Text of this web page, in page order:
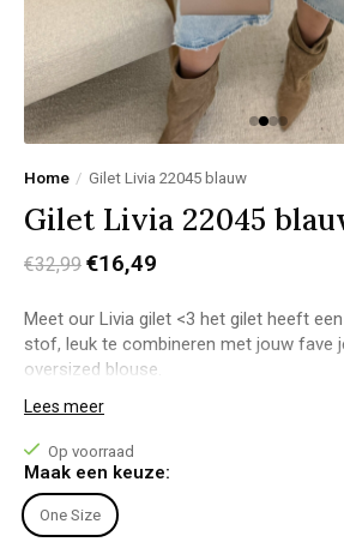
Home / Gilet Livia 22045 blauw
Gilet Livia 22045
€32,99 €16,49
Meet our Livia gilet <3 het gilet heeft
stof, leuk te combineren met jouw fave
oversized blouse.
Model Joanne:
Lichaamslengte: 1,78
Bovenkant: M/L
Onderkant: 42
Materiaal:42% Acrylic, 30% Polyamide,
Lees meer
Op voorraad
Maak een keuze:
One Size